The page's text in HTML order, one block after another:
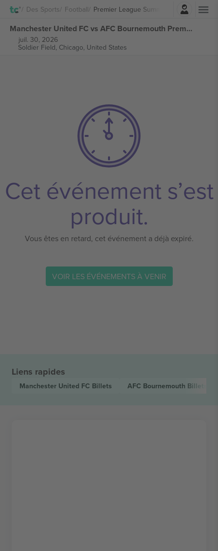
Des Sports Football Premier League Summer Series
Connexion
Manchester United FC vs AFC Bournemouth Premier League Summer Series billets
juil. 30, 2026
Soldier Field, Chicago, United States
Cet événement s’est
produit.
Vous êtes en retard, cet événement a déjà expiré.
VOIR LES ÉVÉNEMENTS À VENIR
Liens rapides
Manchester United FC Billets AFC Bournemouth Billets